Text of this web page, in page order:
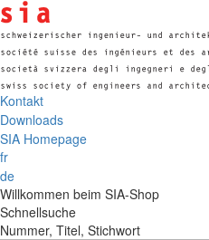
Kontakt
Downloads
SIA Homepage
fr
de
Willkommen beim SIA-Shop
Schnellsuche
Nummer, Titel, Stichwort